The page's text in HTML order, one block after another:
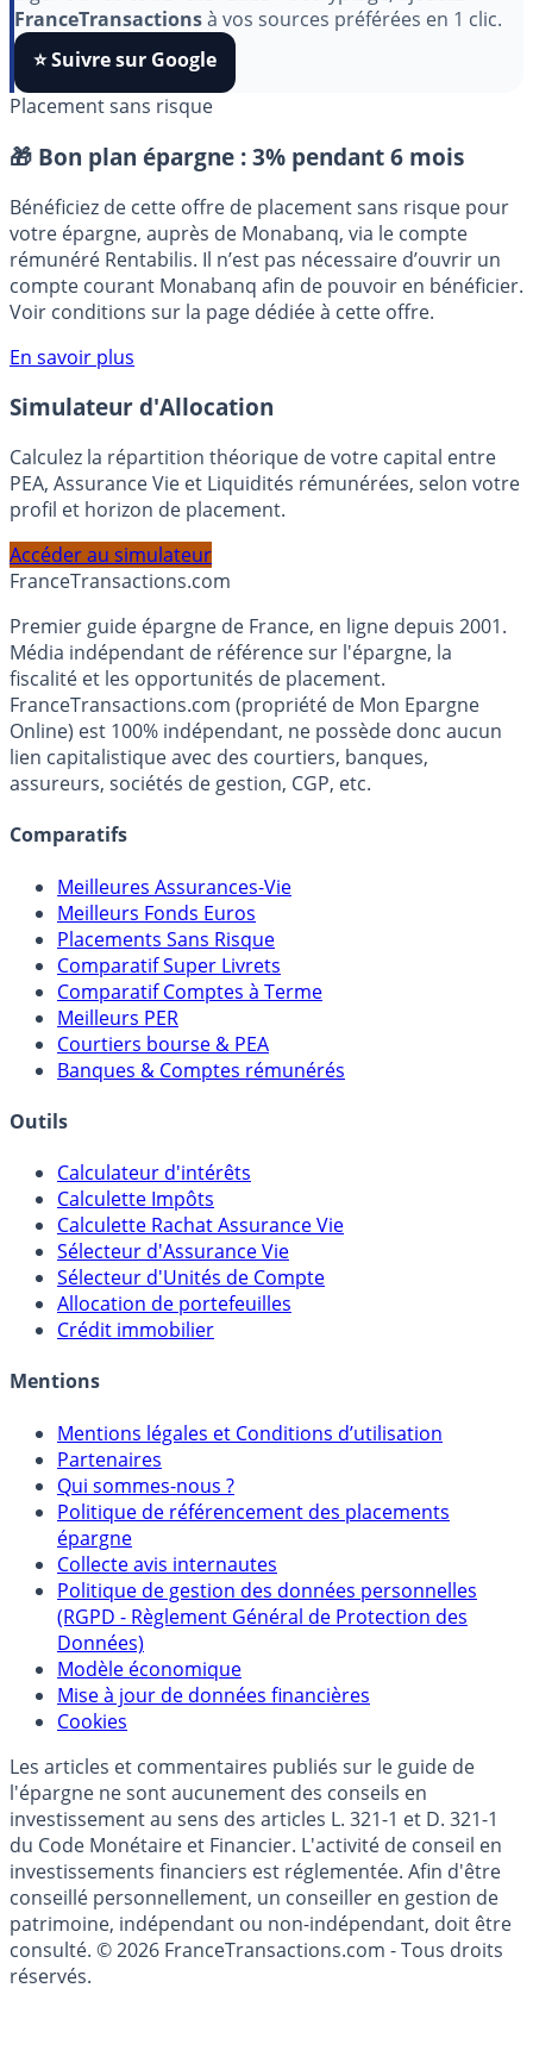
Pour soutenir le travail de notre équipe face aux
algorithmes et ne rater aucun décryptage, ajoutez
FranceTransactionsà vos sources préférées en 1 clic.
⭐️ Suivre sur Google
Placement sans risque
🎁 Bon plan épargne : 3% pendant 6 mois
Bénéficiez de cette offre de placement sans risque pour
votre épargne, auprès de Monabanq, via le compte
rémunéré Rentabilis. Il n’est pas nécessaire d’ouvrir un
compte courant Monabanq afin de pouvoir en bénéficier.
Voir conditions sur la page dédiée à cette offre.
En savoir plus
Simulateur d'Allocation
Calculez la répartition théorique de votre capital entre
profil et horizon de placement.
FranceTransactions.com
Premier guide épargne de France, en ligne depuis 2001.
Média indépendant de référence sur l'épargne, la
fiscalité et les opportunités de placement.
FranceTransactions.com (propriété de Mon Epargne
Online) est 100% indépendant, ne possède donc aucun
assureurs, sociétés de gestion, CGP, etc.
Comparatifs
Meilleures Assurances-Vie
Meilleurs Fonds Euros
Placements Sans Risque
Comparatif Super Livrets
Comparatif Comptes à Terme
Meilleurs PER
Courtiers bourse & PEA
Banques & Comptes rémunérés
Outils
Calculateur d'intérêts
Calculette Impôts
Calculette Rachat Assurance Vie
Sélecteur d'Assurance Vie
Sélecteur d'Unités de Compte
Crédit immobilier
Mentions
Mentions légales et Conditions d’utilisation
Partenaires
Qui sommes-nous ?
Politique de référencement des placements
épargne
Collecte avis internautes
Politique de gestion des données personnelles
(RGPD - Règlement Général de Protection des
Données)
Modèle économique
Cookies
Les articles et commentaires publiés sur le guide de
l'épargne ne sont aucunement des conseils en
investissement au sens des articles L. 321-1 et D. 321-1
du Code Monétaire et Financier. L'activité de conseil en
investissements financiers est réglementée. Afin d'être
conseillé personnellement, un conseiller en gestion de
patrimoine, indépendant ou non-indépendant, doit être